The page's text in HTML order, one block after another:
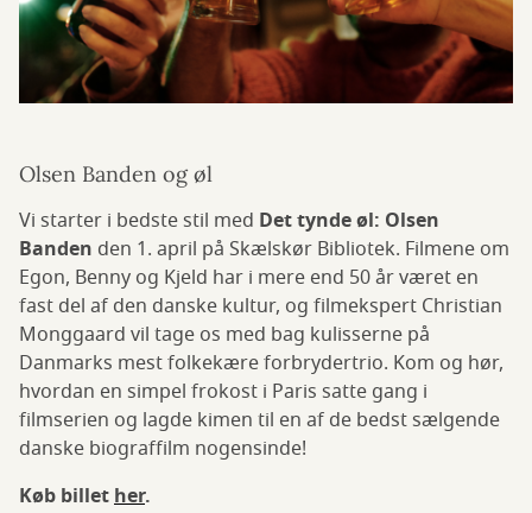
Olsen Banden og øl
Vi starter i bedste stil med Det tynde øl: Olsen
Banden den 1. april på Skælskør Bibliotek. Filmene om
Egon, Benny og Kjeld har i mere end 50 år været en
fast del af den danske kultur, og filmekspert Christian
Monggaard vil tage os med bag kulisserne på
Danmarks mest folkekære forbrydertrio. Kom og hør,
hvordan en simpel frokost i Paris satte gang i
filmserien og lagde kimen til en af de bedst sælgende
danske biograffilm nogensinde!
Køb billether.